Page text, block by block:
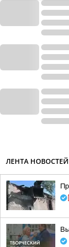
ЛЕНТА НОВОСТЕЙ